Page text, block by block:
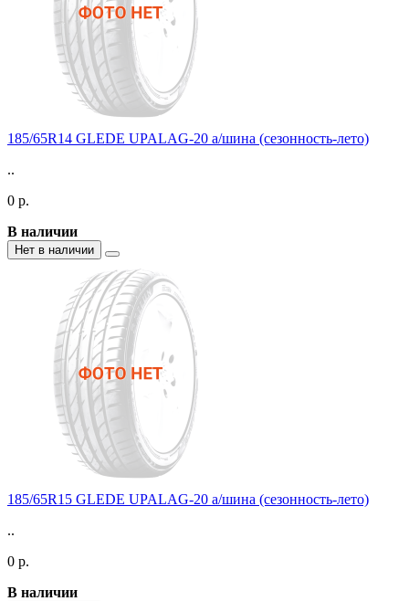
185/65R14 GLEDE UPALAG-20 а/шина (сезонность-лето)
..
0 р.
В наличии
Нет в наличии
185/65R15 GLEDE UPALAG-20 а/шина (сезонность-лето)
..
0 р.
В наличии